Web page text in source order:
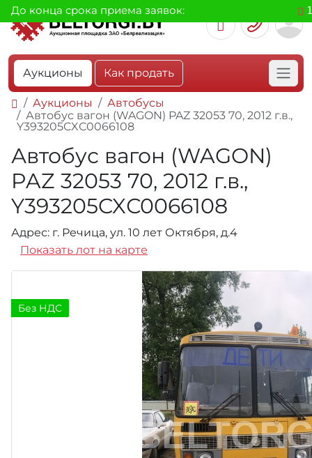
Аукционы Как продать
Аукционы
Автобусы
Автобус вагон (WAGON) PAZ 32053 70, 2012 г.в.,
Y393205CXС0066108
Автобус вагон (WAGON)
PAZ 32053 70, 2012 г.в.,
Y393205CXС0066108
Адрес: г. Речица, ул. 10 лет Октября, д.4
Показать лот на карте
Без НДС
До конца срока приема заявок: